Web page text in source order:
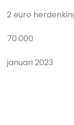
2 euro
70.000
januari 2023